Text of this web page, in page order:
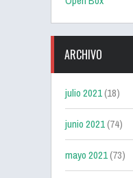
ARCHIVO
julio 2021(18)
junio 2021(74)
mayo 2021(73)